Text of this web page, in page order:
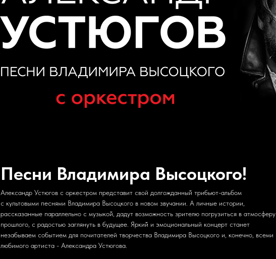
Песни Владимира Высоцкого!
Александр Устюгов с оркестром представит свой долгожданный̆ трибьют-альбом
с культовыми песнями Владимира Высоцкого в новом звучании. А личные истории,
рассказанные параллельно с музыкой̆, дадут возможность зрителю погрузиться в атмосферу
прошлого, с радостью заглянуть в будущее. Яркий̆ и эмоциональный концерт станет
незабываем событием для почитателей творчества Владимира Высоцкого и, конечно, всеми
любимого артиста - Александра Устюгова.